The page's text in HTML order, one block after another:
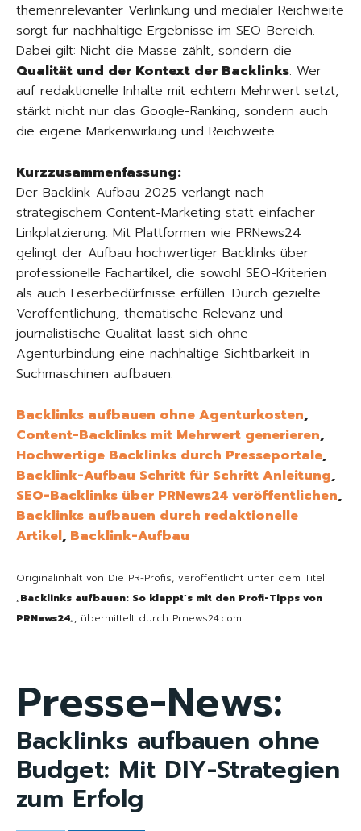
themenrelevanter Verlinkung und medialer Reichweite
sorgt für nachhaltige Ergebnisse im SEO-Bereich.
Dabei gilt: Nicht die Masse zählt, sondern die
Qualität und der Kontext der Backlinks. Wer
auf redaktionelle Inhalte mit echtem Mehrwert setzt,
stärkt nicht nur das Google-Ranking, sondern auch
die eigene Markenwirkung und Reichweite.
Kurzzusammenfassung:
Der Backlink-Aufbau 2025 verlangt nach
strategischem Content-Marketing statt einfacher
Linkplatzierung. Mit Plattformen wie PRNews24
gelingt der Aufbau hochwertiger Backlinks über
professionelle Fachartikel, die sowohl SEO-Kriterien
als auch Leserbedürfnisse erfüllen. Durch gezielte
Veröffentlichung, thematische Relevanz und
journalistische Qualität lässt sich ohne
Agenturbindung eine nachhaltige Sichtbarkeit in
Suchmaschinen aufbauen.
Backlinks aufbauen ohne Agenturkosten,
Content-Backlinks mit Mehrwert generieren,
Hochwertige Backlinks durch Presseportale,
Backlink-Aufbau Schritt für Schritt Anleitung,
SEO-Backlinks über PRNews24 veröffentlichen,
Backlinks aufbauen durch redaktionelle
Artikel, Backlink-Aufbau
Originalinhalt von Die PR-Profis, veröffentlicht unter dem Titel
„Backlinks aufbauen: So klappt’s mit den Profi-Tipps von
PRNews24„, übermittelt durch Prnews24.com
Presse-News:
Backlinks aufbauen ohne
Budget: Mit DIY-Strategien
zum Erfolg